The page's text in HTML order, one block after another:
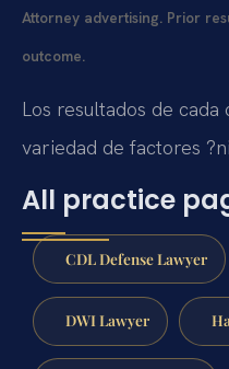
Attorney advertising. Prior
outcome.
Los resultados de
variedad de factores
All practice
CDL Defense Lawyer
DWI Lawyer